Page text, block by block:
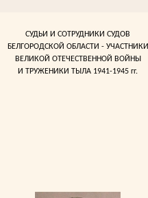
СУДЬИ И СОТРУДНИКИ СУДОВ
БЕЛГОРОДСКОЙ ОБЛАСТИ - УЧАСТНИКИ
ВЕЛИКОЙ ОТЕЧЕСТВЕННОЙ ВОЙНЫ
И ТРУЖЕНИКИ ТЫЛА 1941-1945 гг.